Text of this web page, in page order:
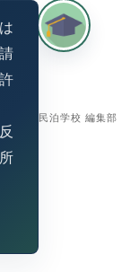
民泊学校 編集部